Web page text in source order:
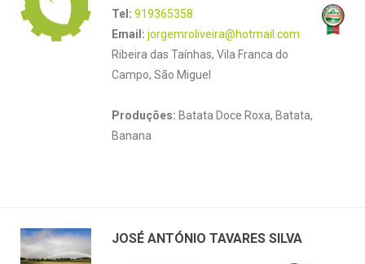
Tel: 919365358
Email: jorgemroliveira@hotmail.com
Ribeira das Taínhas, Vila Franca do
Campo, São Miguel
Produções: Batata Doce Roxa, Batata,
Banana
JOSÉ ANTÓNIO TAVARES SILVA